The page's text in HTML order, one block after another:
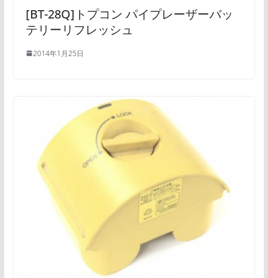
[BT-28Q]トプコン パイプレーザーバッ
テリーリフレッシュ
2014年1月25日